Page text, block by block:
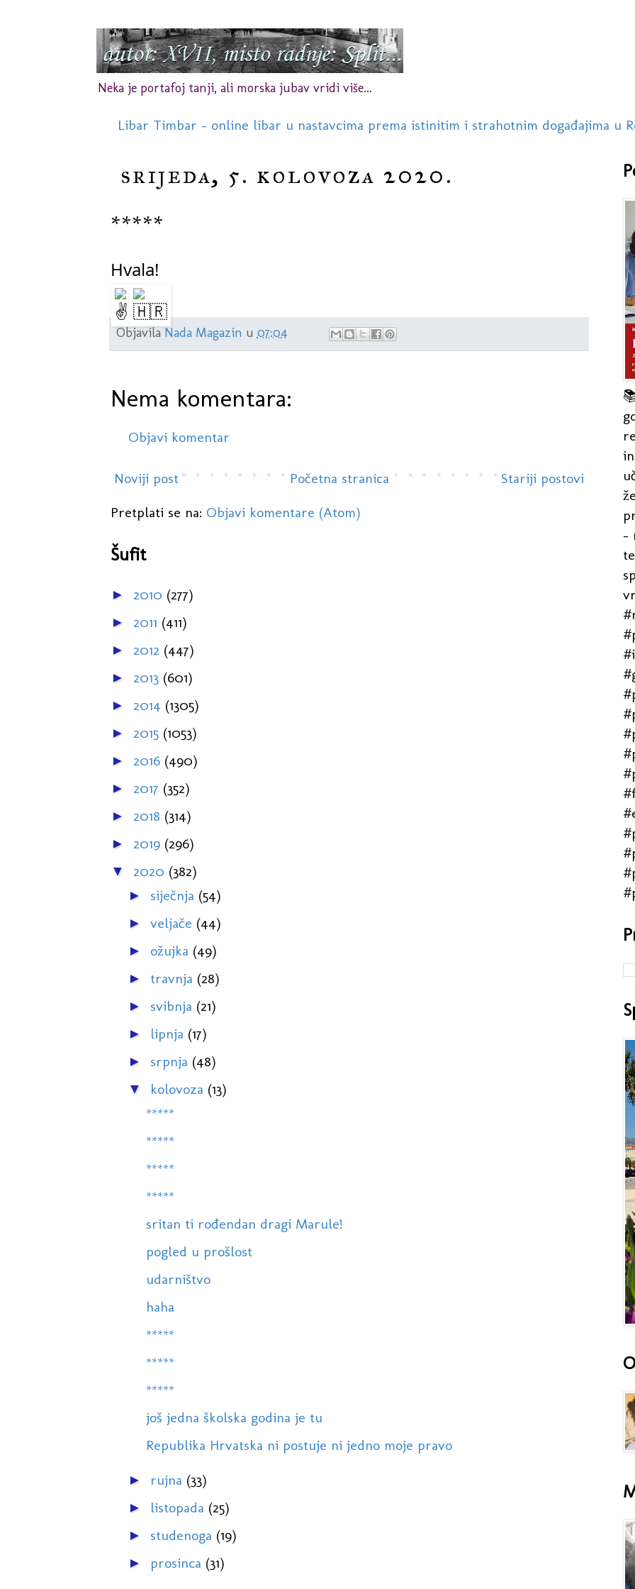
Neka je portafoj tanji, ali morska jubav vridi više...
Libar Timbar - online libar u nastavcima prema istinitim i strahotnim događajima u
srijeda, 5. kolovoza 2020.
*****
Hvala!
Objavila Nada Magazin u 07:04
Nema komentara:
Objavi komentar
Noviji post Stariji postovi
Početna stranica
Pretplati se na: Objavi komentare (Atom)
Šufit
► 2010 (277)
► 2011 (411)
► 2012 (447)
► 2013 (601)
► 2014 (1305)
► 2015 (1053)
► 2016 (490)
► 2017 (352)
► 2018 (314)
► 2019 (296)
▼ 2020 (382)
► siječnja (54)
► veljače (44)
► ožujka (49)
► travnja (28)
► svibnja (21)
► lipnja (17)
► srpnja (48)
▼ kolovoza (13)
*****
*****
*****
*****
sritan ti rođendan dragi Marule!
pogled u prošlost
udarništvo
haha
*****
*****
*****
još jedna školska godina je tu
Republika Hrvatska ni postuje ni jedno moje pravo
► rujna (33)
► listopada (25)
► studenoga (19)
► prosinca (31)
-